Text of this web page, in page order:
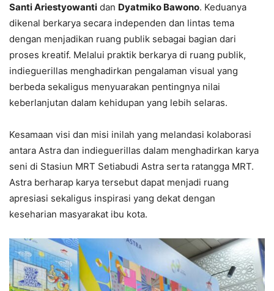
Santi Ariestyowanti dan Dyatmiko Bawono. Keduanya
dikenal berkarya secara independen dan lintas tema
dengan menjadikan ruang publik sebagai bagian dari
proses kreatif. Melalui praktik berkarya di ruang publik,
indieguerillas menghadirkan pengalaman visual yang
berbeda sekaligus menyuarakan pentingnya nilai
keberlanjutan dalam kehidupan yang lebih selaras.
Kesamaan visi dan misi inilah yang melandasi kolaborasi
antara Astra dan indieguerillas dalam menghadirkan karya
seni di Stasiun MRT Setiabudi Astra serta ratangga MRT.
Astra berharap karya tersebut dapat menjadi ruang
apresiasi sekaligus inspirasi yang dekat dengan
keseharian masyarakat ibu kota.